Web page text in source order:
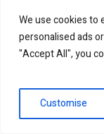
We use cookies to
personalised ads
"Accept All", you
Customise